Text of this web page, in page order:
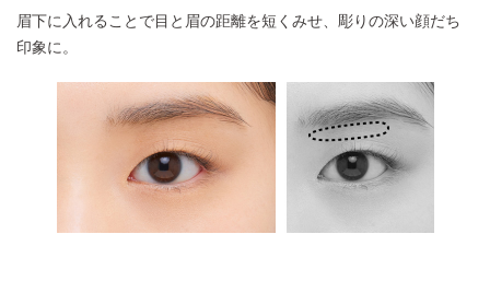
眉下に入れることで目と眉の距離を短くみせ、彫りの深い顔だち
印象に。